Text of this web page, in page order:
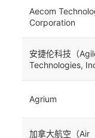
Aecom
Corporation
安捷伦科技（
Technologies,
Agrium
加拿大航空（Air